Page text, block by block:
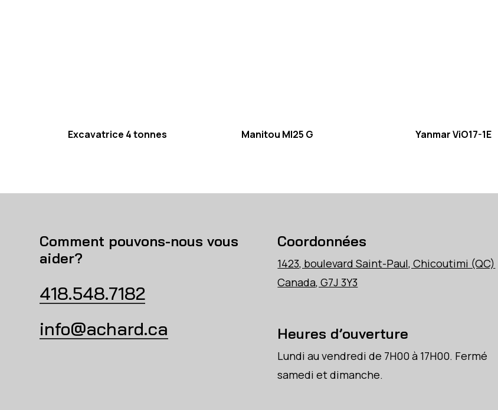
Excavatrice 4 tonnes Manitou MI25 G Yanmar ViO17-1E
Comment pouvons-nous vous
aider?
418.548.7182
info@achard.ca
Coordonnées
1423, boulevard Saint-Paul, Chicoutimi (QC)
Canada, G7J 3Y3
Heures d’ouverture
Lundi au vendredi de 7H00 à 17H00. Fermé
samedi et dimanche.